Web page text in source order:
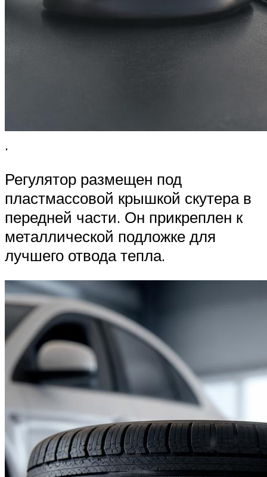
.
Регулятор размещен под
пластмассовой крышкой скутера в
передней части. Он прикреплен к
металлической подложке для
лучшего отвода тепла.